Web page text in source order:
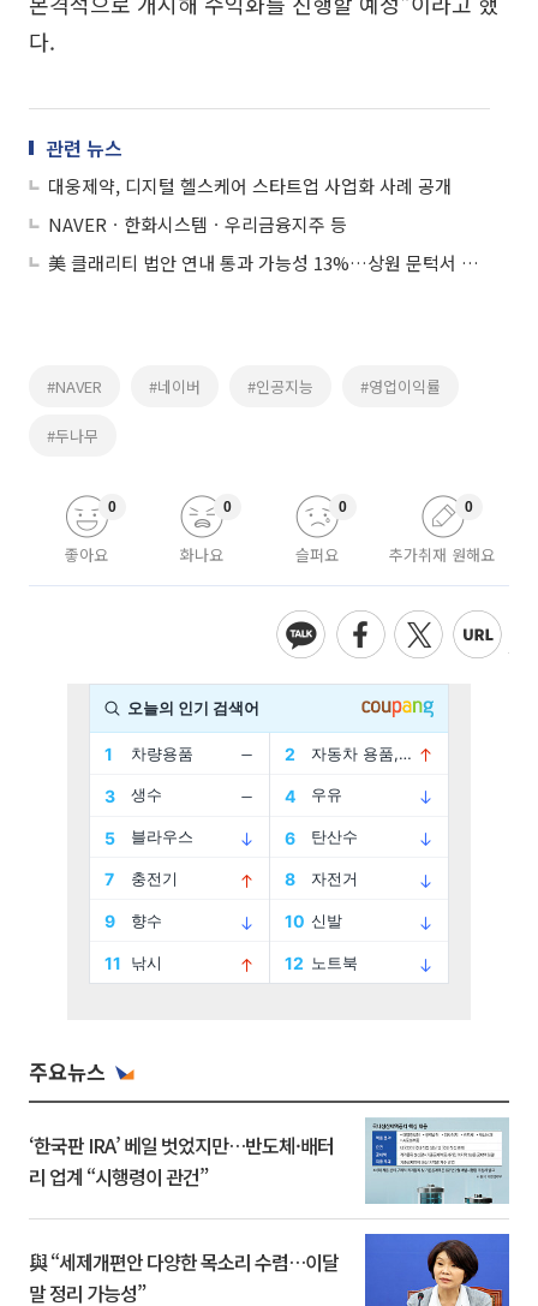
다.
관련 뉴스
대웅제약, 디지털 헬스케어 스타트업 사업화 사례 공개
NAVERㆍ한화시스템ㆍ우리금융지주 등
美 클래리티 법안 연내 통과 가능성 13%…상원 문턱서 제동
#NAVER #네이버 #인공지능 #영업이익률
#두나무
좋아요
0
화나요
0
슬퍼요
0
추가취재 원해요
0
주요뉴스
‘한국판 IRA’ 베일 벗었지만…반도체·배터
리 업계 “시행령이 관건”
與 “세제개편안 다양한 목소리 수렴…이달
말 정리 가능성”